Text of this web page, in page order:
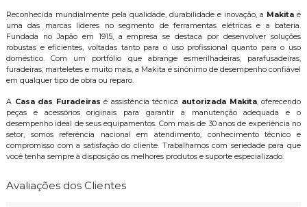
Reconhecida mundialmente pela qualidade, durabilidade e inovação, a Makita é
uma das marcas líderes no segmento de ferramentas elétricas e a bateria.
Fundada no Japão em 1915, a empresa se destaca por desenvolver soluções
robustas e eficientes, voltadas tanto para o uso profissional quanto para o uso
doméstico. Com um portfólio que abrange esmerilhadeiras, parafusadeiras,
furadeiras, marteletes e muito mais, a Makita é sinônimo de desempenho confiável
em qualquer tipo de obra ou reparo.
A Casa das Furadeiras é assistência técnica autorizada Makita, oferecendo
peças e acessórios originais para garantir a manutenção adequada e o
desempenho ideal de seus equipamentos. Com mais de 30 anos de experiência no
setor, somos referência nacional em atendimento, conhecimento técnico e
compromisso com a satisfação do cliente. Trabalhamos com seriedade para que
você tenha sempre à disposição os melhores produtos e suporte especializado.
Avaliações dos Clientes